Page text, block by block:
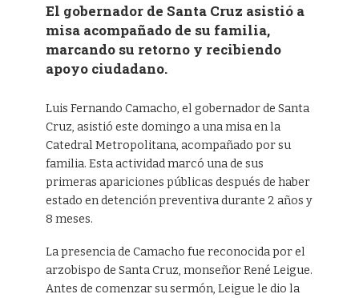
El gobernador de Santa Cruz asistió a
misa acompañado de su familia,
marcando su retorno y recibiendo
apoyo ciudadano.
Luis Fernando Camacho, el gobernador de Santa
Cruz, asistió este domingo a una misa en la
Catedral Metropolitana, acompañado por su
familia. Esta actividad marcó una de sus
primeras apariciones públicas después de haber
estado en detención preventiva durante 2 años y
8 meses.
La presencia de Camacho fue reconocida por el
arzobispo de Santa Cruz, monseñor René Leigue.
Antes de comenzar su sermón, Leigue le dio la